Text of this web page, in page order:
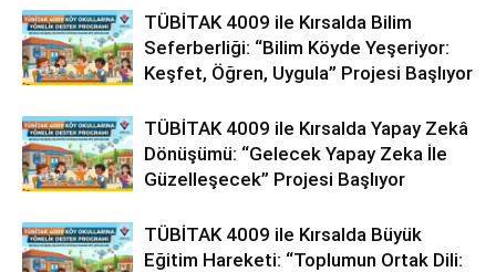
TÜBİTAK 4009 ile Kırsalda Bilim
Seferberliği: “Bilim Köyde Yeşeriyor:
Keşfet, Öğren, Uygula” Projesi Başlıyor
TÜBİTAK 4009 ile Kırsalda Yapay Zekâ
Dönüşümü: “Gelecek Yapay Zeka İle
Güzelleşecek” Projesi Başlıyor
TÜBİTAK 4009 ile Kırsalda Büyük
Eğitim Hareketi: “Toplumun Ortak Dili: